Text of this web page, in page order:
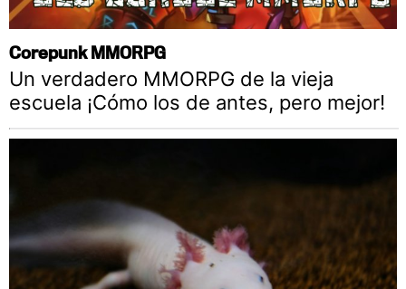
Corepunk MMORPG
Un verdadero MMORPG de la vieja
escuela ¡Cómo los de antes, pero mejor!